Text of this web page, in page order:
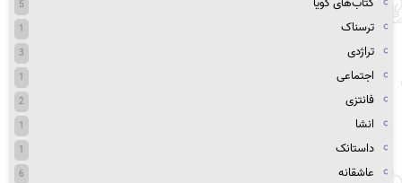
5
ترسناک 1
تراژدی 3
اجتماعی 1
فانتزی 2
انشا 1
داستانک 1
عاشقانه 6